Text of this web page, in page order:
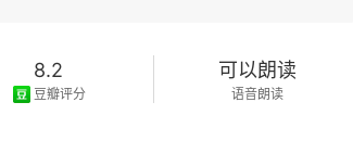
8.2
豆瓣评分
可以朗读
语音朗读